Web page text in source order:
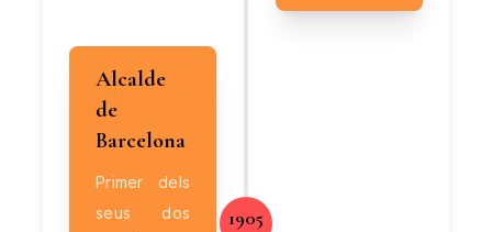
1905
Alcalde
de
Barcelona
Primer dels
seus dos